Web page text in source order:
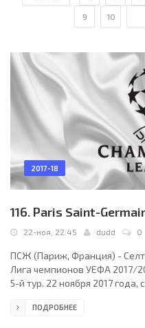
9 10
2017-18
116. Paris Saint-
22-ноя, 22:45 dudd 0
ПСЖ (Париж, Франция) -
Лига чемпионов УЕФА 2017/
5-й тур. 22 ноября 2017
вместимости 48713).
ПОДРОБНЕЕ